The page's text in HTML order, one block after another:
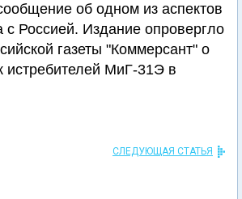
об одном из аспектов
с Россией. Издание опровергло
газеты "Коммерсант" о
истребителей МиГ-31Э в
СЛЕДУЮЩАЯ СТАТЬЯ